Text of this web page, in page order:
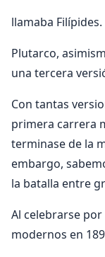
llamaba Filípides.
Plutarco,
una tercera
Con tantas
primera carrera
terminase de la
embargo,
la batalla entre
Al celebrarse
modernos en